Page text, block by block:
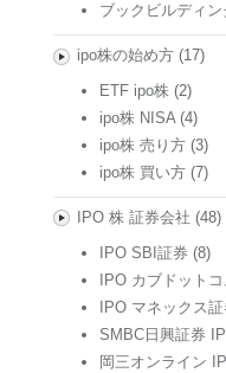
ブックビルディン
ipo株の始め方(17)
ETF ipo株 (2)
ipo株 NISA (4)
ipo株 売り方 (3)
ipo株 買い方 (7)
IPO 株 証券会社 (48)
IPO SBI証券 (8)
IPO カブドット
IPO マネックス証
SMBC日興証券
岡三オンライン